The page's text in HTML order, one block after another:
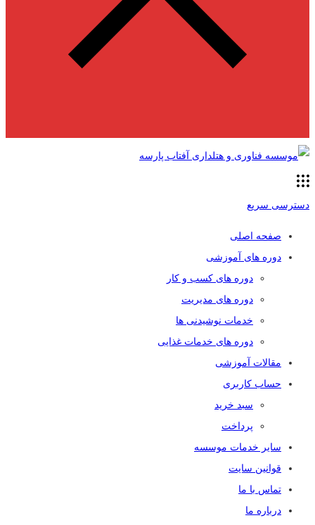
دسترسی سریع
صفحه اصلی
دوره های آموزشی
دوره های کسب و کار
دوره های مدیریت
خدمات نوشیدنی ها
دوره های خدمات غذایی
مقالات آموزشی
حساب کاربری
سبد خرید
پرداخت
سایر خدمات موسسه
قوانین سایت
تماس با ما
درباره ما